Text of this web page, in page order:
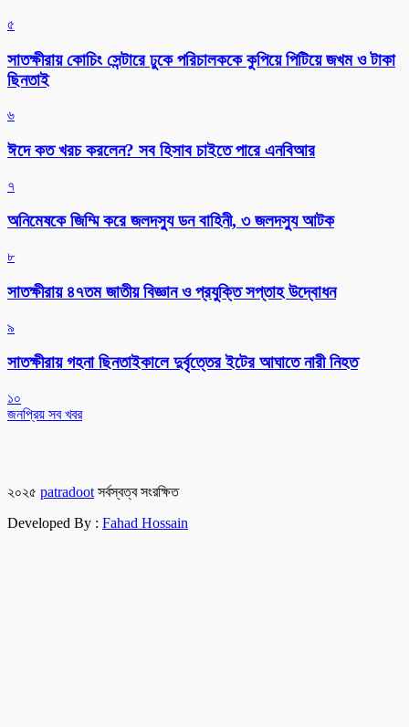
৫
সাতক্ষীরায় কোচিং সেন্টারে ঢুকে পরিচালককে কুপিয়ে পিটিয়ে জখম ও টাকা
ছিনতাই
৬
ঈদে কত খরচ করলেন? সব হিসাব চাইতে পারে এনবিআর
৭
অনিমেষকে জিম্মি করে জলদস্যু ডন বাহিনী, ৩ জলদস্যু আটক
৮
সাতক্ষীরায় ৪৭তম জাতীয় বিজ্ঞান ও প্রযুক্তি সপ্তাহ উদ্বোধন
৯
সাতক্ষীরায় গহনা ছিনতাইকালে দুর্বৃত্তের ইটের আঘাতে নারী নিহত
১০
জনপ্রিয় সব খবর
২০২৫ patradoot সর্বস্বত্ব সংরক্ষিত
Developed By : Fahad Hossain